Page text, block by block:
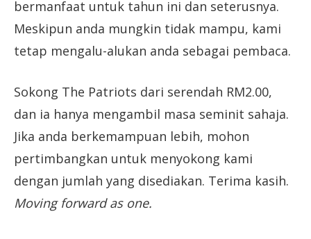
bermanfaat untuk tahun ini dan seterusnya.
Meskipun anda mungkin tidak mampu, kami
tetap mengalu-alukan anda sebagai pembaca.
Sokong The Patriots dari serendah RM2.00,
dan ia hanya mengambil masa seminit sahaja.
Jika anda berkemampuan lebih, mohon
pertimbangkan untuk menyokong kami
dengan jumlah yang disediakan. Terima kasih.
Moving forward as one.